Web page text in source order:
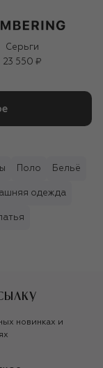
Серьги
23 550 ₽
Поло Бельё
одежда
новинках и